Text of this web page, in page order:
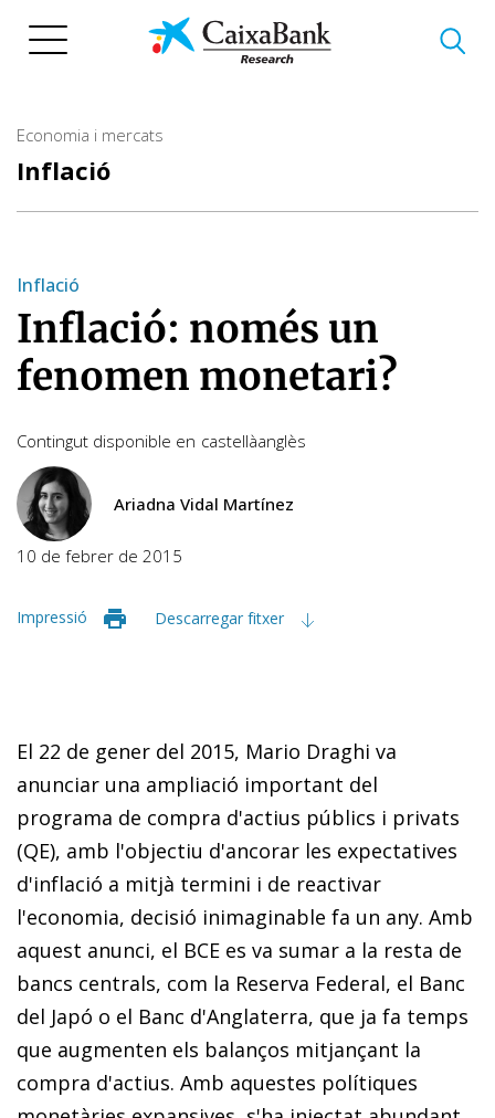
Economia i mercats
Inflació
Inflació
Inflació: només un
fenomen monetari?
Contingut disponible en castellàanglès
Ariadna Vidal Martínez
10 de febrer de 2015
Impressió Descarregar fitxer
El 22 de gener del 2015, Mario Draghi va
anunciar una ampliació important del
programa de compra d'actius públics i privats
(QE), amb l'objectiu d'ancorar les expectatives
d'inflació a mitjà termini i de reactivar
l'economia, decisió inimaginable fa un any. Amb
aquest anunci, el BCE es va sumar a la resta de
bancs centrals, com la Reserva Federal, el Banc
del Japó o el Banc d'Anglaterra, que ja fa temps
que augmenten els balanços mitjançant la
compra d'actius. Amb aquestes polítiques